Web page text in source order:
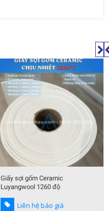
Giấy sợi gốm Ceramic
Luyangwool 1260 độ
Liên hệ báo giá